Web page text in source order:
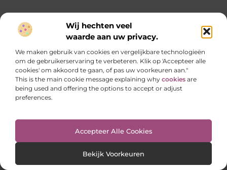
Wij hechten veel
waarde aan uw privacy.
We maken gebruik van cookies en vergelijkbare technologieën
om de gebruikerservaring te verbeteren. Klik op 'Accepteer alle
cookies' om akkoord te gaan, of pas uw voorkeuren aan."
This is the main cookie message explaining why cookies are
being used and offering the options to accept or adjust
preferences.
Accepteer Alle Cookies
Bekijk Voorkeuren
Jouw bron van eindeloze inspiratie en kennis.
Ontdek onze blogs en artikelen en laat je verrassen door
een wereld vol waardevolle inzichten.
Onze informatie